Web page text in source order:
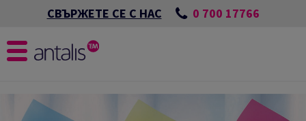
СВЪРЖЕТЕ СЕ С НАС 0 700 17766